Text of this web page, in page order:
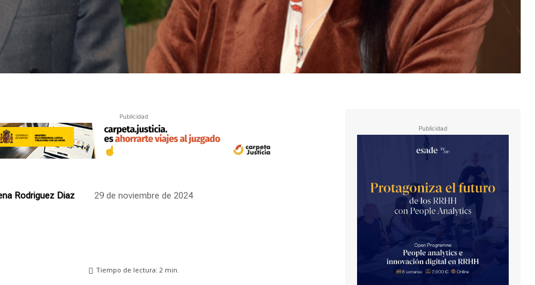
Publicidad
Rodriguez Diaz 29 de noviembre de 2024
Tiempo de lectura: 2 min.
Publicidad